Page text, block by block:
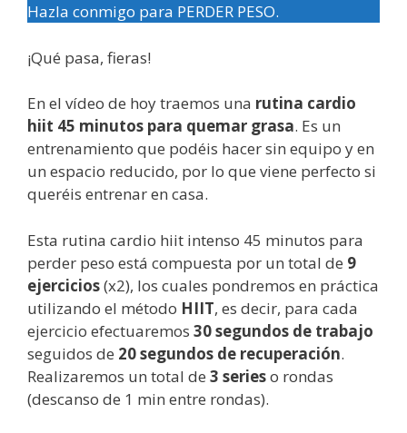
Hazla conmigo para PERDER PESO.
¡Qué pasa, fieras!
En el vídeo de hoy traemos una rutina cardio
hiit 45 minutos para quemar grasa. Es un
entrenamiento que podéis hacer sin equipo y en
un espacio reducido, por lo que viene perfecto si
queréis entrenar en casa.
Esta rutina cardio hiit intenso 45 minutos para
perder peso está compuesta por un total de 9
ejercicios(x2), los cuales pondremos en práctica
utilizando el método HIIT, es decir, para cada
ejercicio efectuaremos 30 segundos de trabajo
seguidos de 20 segundos de recuperación.
Realizaremos un total de 3 serieso rondas
(descanso de 1 min entre rondas).